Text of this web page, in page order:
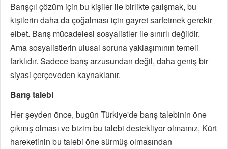
Barışçıl çözüm için bu kişiler ile birlikte çaılşmak, bu
kişilerin daha da çoğalması için gayret sarfetmek gerekir
elbet. Barış mücadelesi sosyalistler ile sınırlı değildir.
Ama sosyalistlerin ulusal soruna yaklaşımının temeli
farklıdır. Sadece barış arzusundan değil, daha geniş bir
siyasi çerçeveden kaynaklanır.
Barış talebi
Her şeyden önce, bugün Türkiye'de barış talebinin öne
çıkmış olması ve bizim bu talebi destekliyor olmamız, Kürt
hareketinin bu talebi öne sürmüş olmasından